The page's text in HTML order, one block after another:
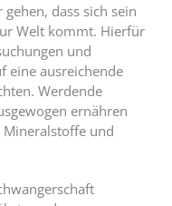
dass sich sein
Welt kommt. Hierfür
und
eine ausreichende
Werdende
ernähren
und